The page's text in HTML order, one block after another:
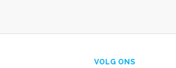
VOLG ONS